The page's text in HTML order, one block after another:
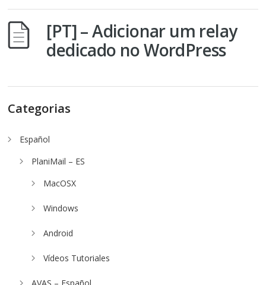
[PT] – Adicionar um relay
dedicado no WordPress
Categorias
Español
PlaniMail – ES
MacOSX
Windows
Android
Vídeos Tutoriales